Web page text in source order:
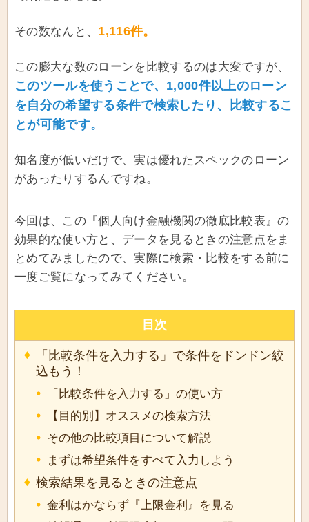
その数なんと、 1,116件。
この膨大な数のローンを比較するのは大変ですが、
このツールを使うことで、1,000件以上のローン
を自分の希望する条件で検索したり、比較するこ
とが可能です。
知名度が低いだけで、実は優れたスペックのローン
があったりするんですね。
今回は、この『個人向け金融機関の徹底比較表』の
効果的な使い方と、データを見るときの注意点をま
とめてみましたので、実際に検索・比較をする前に
一度ご覧になってみてください。
目次
「比較条件を入力する」で条件をドンドン絞
込もう！
「比較条件を入力する」の使い方
【目的別】オススメの検索方法
その他の比較項目について解説
まずは希望条件をすべて入力しよう
検索結果を見るときの注意点
金利はかならず『上限金利』を見る